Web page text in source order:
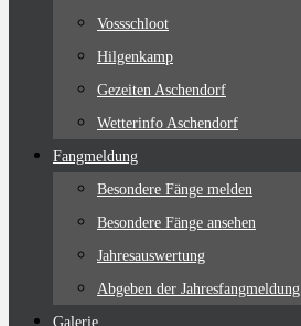
Vossschloot
Hilgenkamp
Gezeiten Aschendorf
Wetterinfo Aschendorf
Fangmeldung
Besondere Fänge melden
Besondere Fänge ansehen
Jahresauswertung
Abgeben der Jahresfangmeldung
Galerie